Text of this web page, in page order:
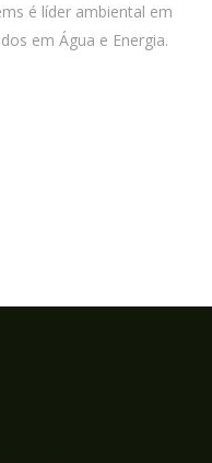
é líder ambiental em
em Água e Energia.